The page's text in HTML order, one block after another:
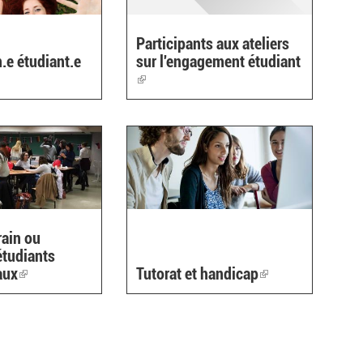
étudiant.e
Participants aux ateliers
sur l'engagement étudiant
(link
is
ou
(link
is
Tutorat et handicap(link
is